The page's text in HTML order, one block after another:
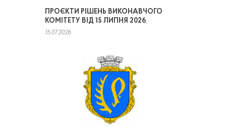
ПРОЄКТИ РІШЕНЬ ВИКОНАВЧОГО
КОМІТЕТУ ВІД 15 ЛИПНЯ 2026
15.07.2026